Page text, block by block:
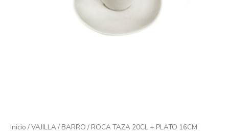
Inicio /VAJILLA/ BARRO / ROCA TAZA 20CL + PLATO 16CM